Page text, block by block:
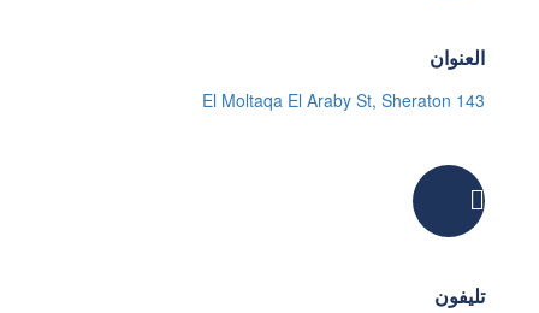
العنوان
143 El Moltaqa El Araby St, Sheraton
تليفون